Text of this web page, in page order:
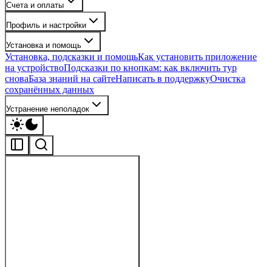
Счета и оплаты
Профиль и настройки
Установка и помощь
Установка, подсказки и помощьКак установить приложение
на устройствоПодсказки по кнопкам: как включить тур
сноваБаза знаний на сайтеНаписать в поддержкуОчистка
сохранённых данных
Устранение неполадок